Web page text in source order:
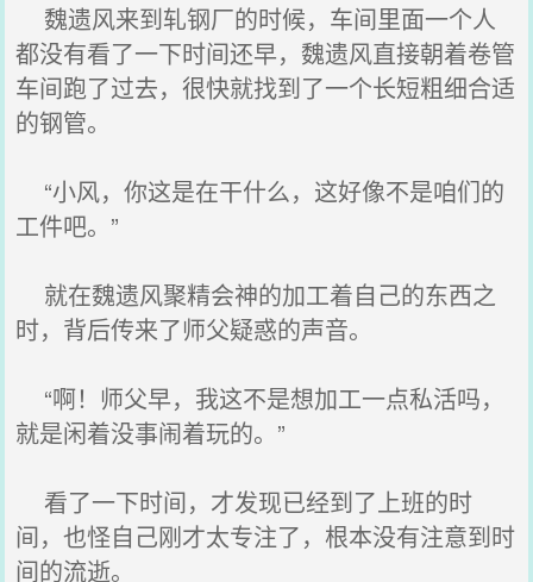
魏遗风来到轧钢厂的时候，车间里面一个人
都没有看了一下时间还早，魏遗风直接朝着卷管
车间跑了过去，很快就找到了一个长短粗细合适
的钢管。
“小风，你这是在干什么，这好像不是咱们的
工件吧。”
就在魏遗风聚精会神的加工着自己的东西之
时，背后传来了师父疑惑的声音。
“啊！师父早，我这不是想加工一点私活吗，
就是闲着没事闹着玩的。”
看了一下时间，才发现已经到了上班的时
间，也怪自己刚才太专注了，根本没有注意到时
间的流逝。